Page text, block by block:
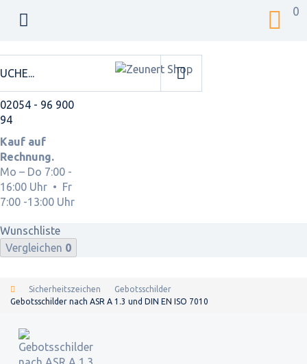
0
02054 - 96 900
94
Kauf auf
Rechnung.
Mo – Do 7:00 -
16:00 Uhr • Fr
7:00 -13:00 Uhr
Wunschliste
Vergleichen 0
Sicherheitszeichen
Gebotsschilder
Gebotsschilder nach ASR A 1.3 und DIN EN ISO 7010